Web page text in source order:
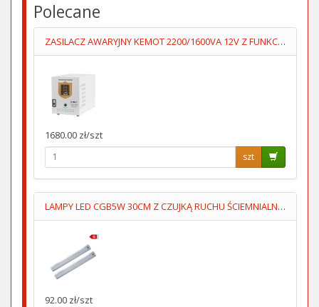
Polecane
ZASILACZ AWARYJNY KEMOT 2200/1600VA 12V Z FUNKCJĄ ŁADOWANIA
1680.00 zł/szt
szt
LAMPY LED CGB5W 30CM Z CZUJKĄ RUCHU ŚCIEMNIALNE KPL=2SZT
92.00 zł/szt